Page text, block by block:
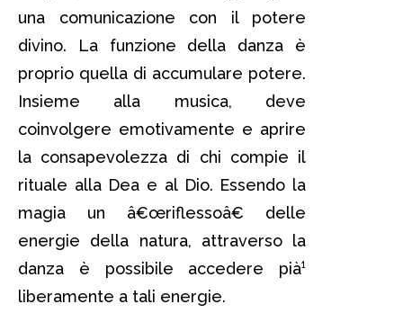
una comunicazione con il potere
divino. La funzione della danza è
proprio quella di accumulare potere.
Insieme alla musica, deve
coinvolgere emotivamente e aprire
la consapevolezza di chi compie il
rituale alla Dea e al Dio. Essendo la
magia un â€œriflessoâ€ delle
energie della natura, attraverso la
danza è possibile accedere pià¹
liberamente a tali energie.